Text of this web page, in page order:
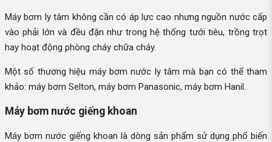
Máy bơm ly tâm không cần có áp lực cao nhưng nguồn nước cấp
vào phải lớn và đều đặn như trong hệ thống tưới tiêu, trồng trọt
hay hoạt động phòng cháy chữa cháy.
Một số thương hiệu máy bơm nước ly tâm mà bạn có thể tham
khảo: máy bơm Selton, máy bơm Panasonic, máy bơm Hanil.
Máy bơm nước giếng khoan
Máy bơm nước giếng khoan là dòng sản phẩm sử dụng phổ biến